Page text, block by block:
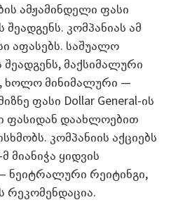
ამჟამინდელი ფასი
კომპანიას ამ
აფასებს. საშუალო
შეადგენს, მაქსიმალური
ხოლო მინიმალური —
ფასი Dollar General-ის
ფასიდან დაახლოებით
კომპანიის აქციებს
მიანიჭა ყიდვის
ნეიტრალური რეიტინგი,
რეკომენდაცია.